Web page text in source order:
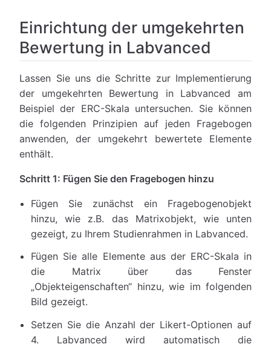
Einrichtung der umgekehrten
Bewertung in Labvanced
Lassen Sie uns die Schritte zur Implementierung
der umgekehrten Bewertung in Labvanced am
Beispiel der ERC-Skala untersuchen. Sie können
die folgenden Prinzipien auf jeden Fragebogen
anwenden, der umgekehrt bewertete Elemente
enthält.
Schritt 1: Fügen Sie den Fragebogen hinzu
Fügen Sie zunächst ein Fragebogenobjekt
hinzu, wie z.B. das Matrixobjekt, wie unten
gezeigt, zu Ihrem Studienrahmen in Labvanced.
Fügen Sie alle Elemente aus der ERC-Skala in
die Matrix über das Fenster
„Objekteigenschaften“ hinzu, wie im folgenden
Bild gezeigt.
Setzen Sie die Anzahl der Likert-Optionen auf
4. Labvanced wird automatisch die